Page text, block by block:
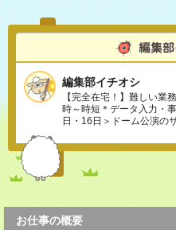
編集部イチオシ
【完全在宅！】難しい業
時～時短＊データ入力・
日・16日＞ドーム公演の
お仕事の概要